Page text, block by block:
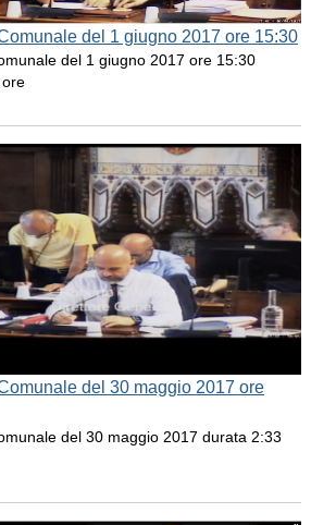
del 1 giugno 2017 ore 15:30
del 1 giugno 2017 ore 15:30
del 30 maggio 2017 ore
del 30 maggio 2017 durata 2:33